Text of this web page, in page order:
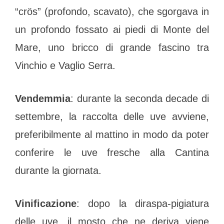
“crös” (profondo, scavato), che sgorgava in
un profondo fossato ai piedi di Monte del
Mare, uno bricco di grande fascino tra
Vinchio e Vaglio Serra.
Vendemmia: durante la seconda decade di
settembre, la raccolta delle uve avviene,
preferibilmente al mattino in modo da poter
conferire le uve fresche alla Cantina
durante la giornata.
Vinificazione: dopo la diraspa-pigiatura
delle uve, il mosto che ne deriva viene